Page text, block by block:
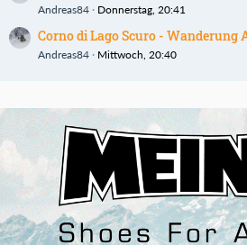
Andreas84 Donnerstag, 20:41
Corno di Lago Scuro - Wanderung
Andreas84 Mittwoch, 20:40